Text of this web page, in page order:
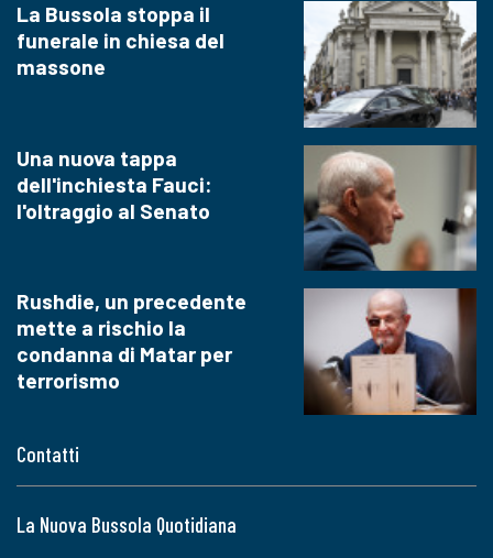
Contatti
La Nuova Bussola Quotidiana
La Bussola stoppa il
funerale in chiesa del
massone
Una nuova tappa
dell'inchiesta Fauci:
l'oltraggio al Senato
Rushdie, un precedente
mette a rischio la
condanna di Matar per
terrorismo